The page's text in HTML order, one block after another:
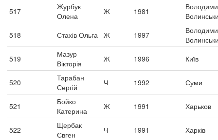
517
Журбук
Олена
Ж 1981
518
Стахів Ольга Ж 1997
519
Мазур
Вікторія
Ж 1996 Київ
520
Тарабан
Сергій
Ч 1992 Суми
521
Бойко
Катерина
Ж 1991 Харьков
522
Щербак
Євген
Ч 1991 Харків